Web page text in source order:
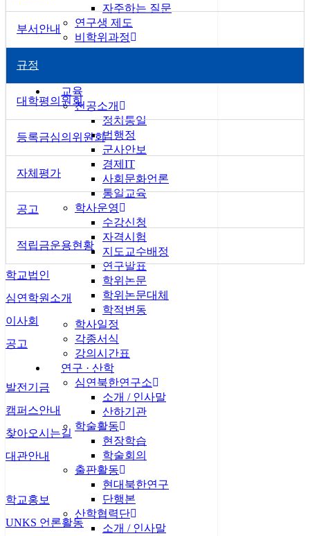
자주하는 질문
연구생 제도
비학위과정
통일미래최고위과정
교육
전공소개
정치통일
법행정
군사안보
경제IT
사회문화언론
통일교육
학사운영
수강신청
자격시험
지도교수배정
연구발표
학위논문
학위논문대체
학적변동
학사일정
각종서식
강의시간표
연구 · 산학
심연북한연구소
소개 / 인사말
산하기관
학술활동
현장학습
학술회의
출판활동
현대북한연구
단행본
산학협력단
소개 / 인사말
부서안내
규정
대학평의원회
등록금심의위원회
자체평가
공고
적립금운용현황
학교법인
심연학원소개
이사회
공고
발전기금
캠퍼스안내
찾아오시는길
대관안내
학교홍보
UNKS 언론활동